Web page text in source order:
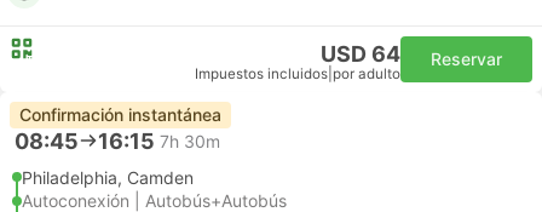
USD 64
Impuestos incluidos por adulto
Reservar
Confirmación instantánea
08:45 16:15 7h 30m
Philadelphia, Camden
Autoconexión | Autobús+Autobús